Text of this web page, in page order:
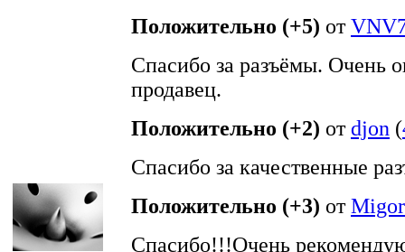
Положительно (+5) от
Спасибо за разъёмы. Очень
продавец.
Положительно (+2) отdjon (
Спасибо за качественные
Положительно (+3) отMigor
Спасибо!!!Очень